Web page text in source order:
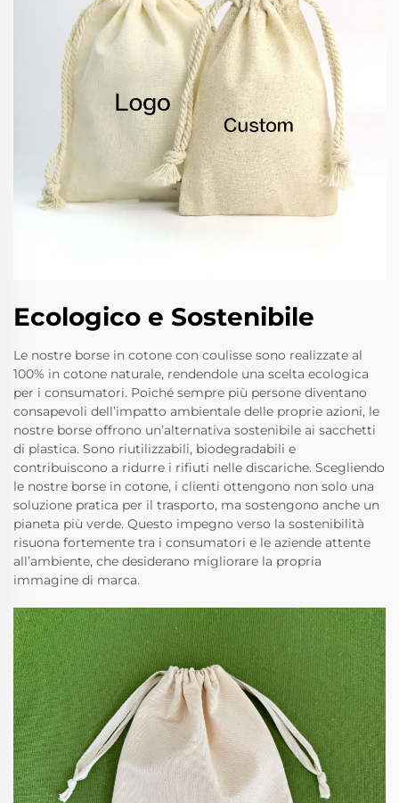
Ecologico e Sostenibile
Le nostre borse in cotone con coulisse sono realizzate al
100% in cotone naturale, rendendole una scelta ecologica
per i consumatori. Poiché sempre più persone diventano
consapevoli dell’impatto ambientale delle proprie azioni, le
nostre borse offrono un’alternativa sostenibile ai sacchetti
di plastica. Sono riutilizzabili, biodegradabili e
contribuiscono a ridurre i rifiuti nelle discariche. Scegliendo
le nostre borse in cotone, i clienti ottengono non solo una
soluzione pratica per il trasporto, ma sostengono anche un
pianeta più verde. Questo impegno verso la sostenibilità
risuona fortemente tra i consumatori e le aziende attente
all’ambiente, che desiderano migliorare la propria
immagine di marca.